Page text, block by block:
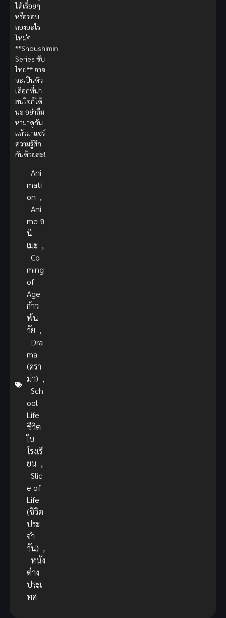
ได้เรื่อยๆ
หรือชอบ
ลองอะไร
ใหม่ๆ
**Shoushimin
Series ซับ
ไทย** อาจ
จะเป็นตัว
เลือกที่น่า
สนใจก็ได้
นะ อย่าลืม
หามาดูกัน
แล้วมาแชร์
ความรู้สึก
กันด้วยล่ะ!
Ani
mati
on ,
Ani
me อ
นิ
เมะ ,
Co
ming
of
Age
ก้าว
พ้น
วัย ,
Dra
ma
(ดรา
ม่า) ,
Sch
ool
Life
ชีวิต
ใน
โรงเรี
ยน ,
Slic
e of
Life
(ชีวิต
ประ
จำ
วัน) ,
หนัง
ต่าง
ประเ
ทศ